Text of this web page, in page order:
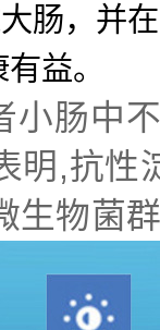
肠，并
益。
小肠中
明,抗性
生物菌